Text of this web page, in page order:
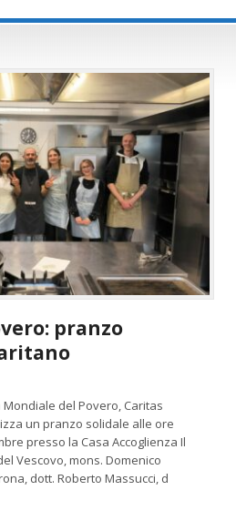
pranzo
del Povero, Caritas
un pranzo solidale alle ore
presso la Casa Accoglienza Il
Vescovo, mons. Domenico
dott. Roberto Massucci, d